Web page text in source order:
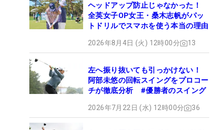
ヘッドアップ防止じゃなかった！
全英女子OP女王・桑木志帆がパッ
トドリルでスマホを使う本当の理由
2026年8月4日 (火) 12時00分 13
左へ振り抜いても引っかけない！
阿部未悠の回転スイングをプロコー
チが徹底分析 #優勝者のスイング
2026年7月22日 (水) 12時00分 36